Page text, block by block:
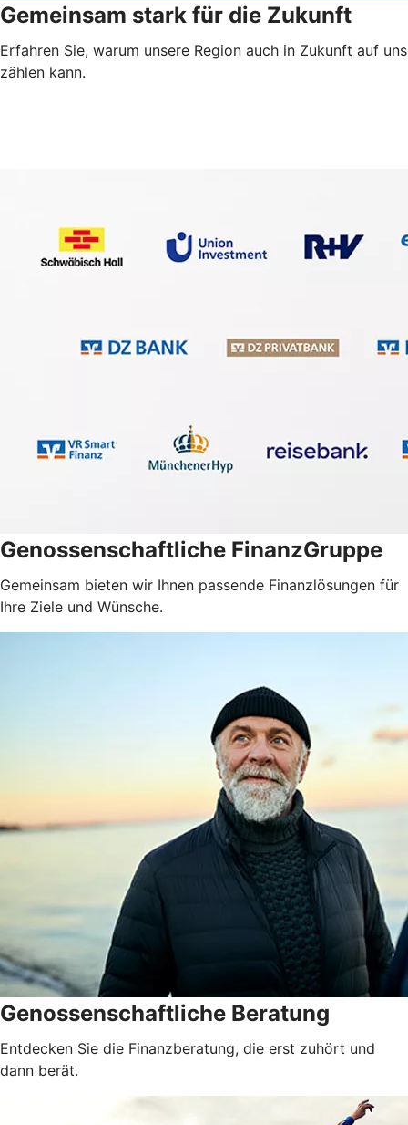
Gemeinsam stark für die Zukunft
Erfahren Sie, warum unsere Region auch in Zukunft auf uns
zählen kann.
Genossenschaftliche FinanzGruppe
Gemeinsam bieten wir Ihnen passende Finanzlösungen für
Ihre Ziele und Wünsche.
Genossenschaftliche Beratung
Entdecken Sie die Finanzberatung, die erst zuhört und
dann berät.